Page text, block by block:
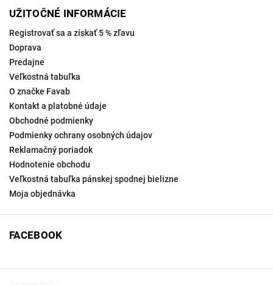
UŽITOČNÉ INFORMÁCIE
Registrovať sa a získať 5 % zľavu
Doprava
Predajne
Veľkostná tabuľka
O značke Favab
Kontakt a platobné údaje
Obchodné podmienky
Podmienky ochrany osobných údajov
Reklamačný poriadok
Hodnotenie obchodu
Veľkostná tabuľka pánskej spodnej bielizne
Moja objednávka
FACEBOOK